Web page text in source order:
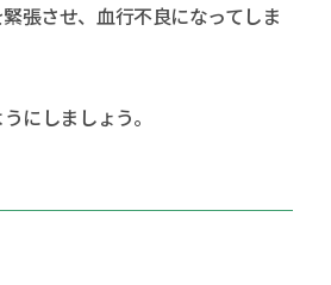
張させ、血行不良になってしま
にしましょう。